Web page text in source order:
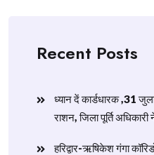
Recent Posts
ध्यान दें कार्डधारक ,31
राशन, जिला पूर्ति अधिकारी
हरिद्वार-ऋषिकेश गंगा